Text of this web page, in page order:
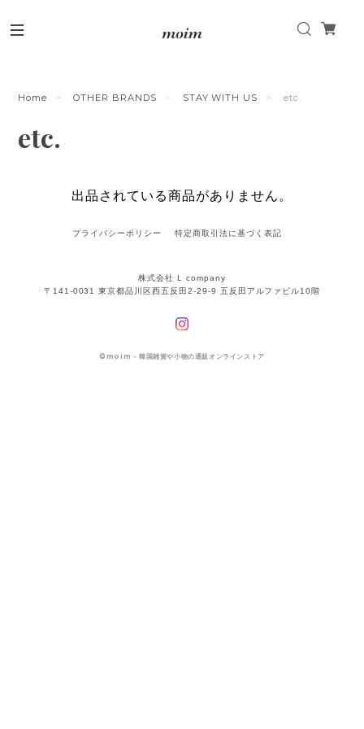
Home OTHER BRANDS STAY WITH US etc.
etc.
出品されている商品がありません。
株式会社 L company
〒141-0031 東京都品川区西五反田2-29-9 五反田アルファビル10階
© moim - 韓国雑貨や小物の通販オンラインストア
プライバシーポリシー 特定商取引法に基づく表記